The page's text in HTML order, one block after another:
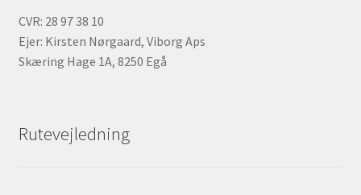
CVR: 28 97 38 10
Ejer: Kirsten Nørgaard, Viborg Aps
Skæring Hage 1A, 8250 Egå
Rutevejledning